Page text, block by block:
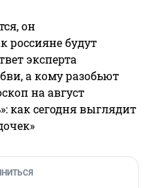
он
россияне будут
эксперта
а кому разобьют
на август
как сегодня выглядит